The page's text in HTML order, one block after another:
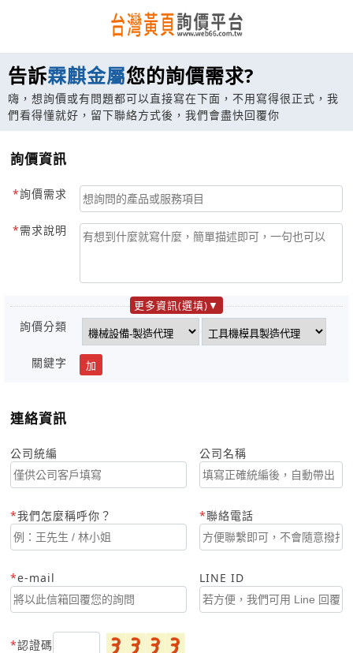
告訴霖麒金屬您的詢價需求?
嗨，想詢價或有問題都可以直接寫在下面，不用寫得很正式，我
們看得懂就好，留下聯絡方式後，我們會盡快回覆你
詢價資訊
詢價需求
需求說明
更多資訊(選填)
詢價分類
關鍵字 加
連絡資訊
公司統編 公司名稱
我們怎麼稱呼你？ 聯絡電話
e-mail LINE ID
認證碼